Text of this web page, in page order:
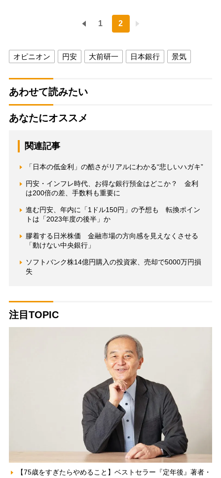
1 2
オピニオン 円安 大前研一 日本銀行 景気
あわせて読みたい
あなたにオススメ
関連記事
「日本の低金利」の酷さがリアルにわかる“悲しいハガキ”
円安・インフレ時代、お得な銀行預金はどこか？ 金利
は200倍の差、手数料も重要に
進む円安、年内に「1ドル150円」の予想も 転換ポイン
トは「2023年度の後半」か
膠着する日米株価 金融市場の方向感を見えなくさせる
「動けない中央銀行」
ソフトバンク株14億円購入の投資家、売却で5000万円損
失
注目TOPIC
【75歳をすぎたらやめること】ベストセラー『定年後』著者・